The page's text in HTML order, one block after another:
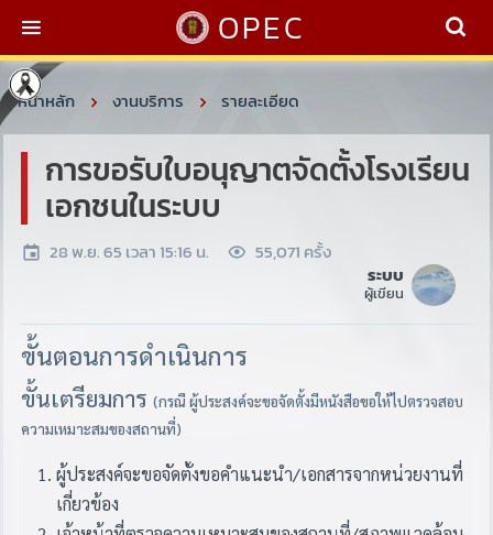
OPEC
หน้าหลัก งานบริการ รายละเอียด
การขอรับใบอนุญาตจัดตั้งโรงเรียน
เอกชนในระบบ
28 พ.ย. 65 เวลา 15:16 น.
55,071 ครั้ง
ระบบ
ผู้เขียน
ขั้นตอนการดำเนินการ
ขั้นเตรียมการ (กรณี ผู้ประสงค์จะขอจัดตั้งมีหนังสือขอให้ไปตรวจสอบ
ความเหมาะสมของสถานที่)
ผู้ประสงค์จะขอจัดตั้งขอคำแนะนำ/เอกสารจากหน่วยงานที่
เกี่ยวข้อง